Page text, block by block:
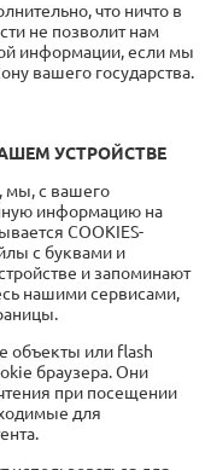
что ничто в
не позволит нам
информации, если мы
вашего государства.
УСТРОЙСТВЕ
мы, с вашего
информацию на
COOKIES-
с буквами и
и запоминают
нашими сервисами,
объекты или flash
браузера. Они
при посещении
для